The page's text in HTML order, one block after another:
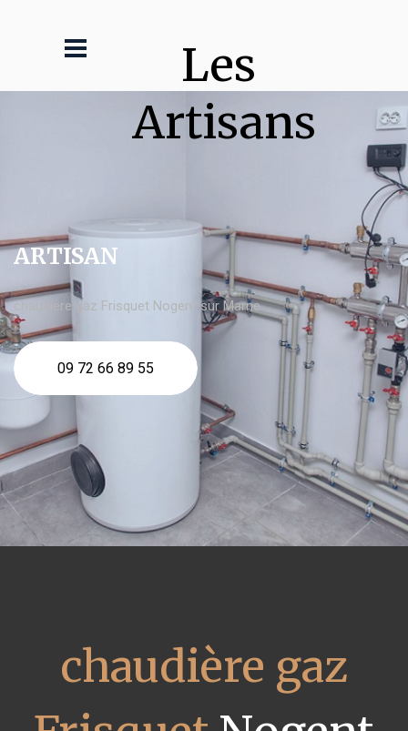
Les
Artisans
ARTISAN
chaudière gaz Frisquet Nogent sur Marne
09 72 66 89 55
chaudière gaz